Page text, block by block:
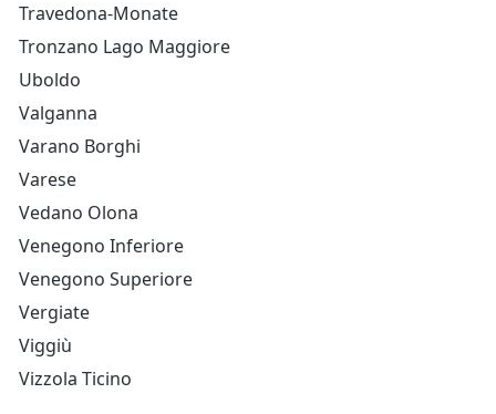
Travedona-Monate
Tronzano Lago Maggiore
Uboldo
Valganna
Varano Borghi
Varese
Vedano Olona
Venegono Inferiore
Venegono Superiore
Vergiate
Viggiù
Vizzola Ticino